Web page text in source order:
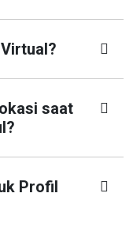
saat
Profil